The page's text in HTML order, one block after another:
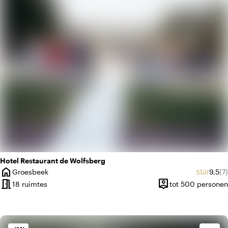
Hotel Restaurant de Wolfsberg
home
Plaats
Groesbeek star9,5(7)
meeting_room18 ruimtes person_pin
Capaciteit
tot 500 personen
favorite
Romantisch